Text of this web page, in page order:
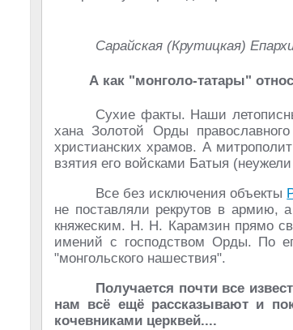
Сарайская (Крутицкая)
А как "монголо-татары"
Сухие факты. Наши
хана Золотой Орды
христианских храмов. А
взятия его войсками Батыя
Все без исключения объекты
не поставляли рекрутов в армию,
княжеским. Н. Н. Карамзин прямо
имений с господством Орды. По
"монгольского нашествия".
Получается почти все
нам всё ещё рассказывают и
кочевниками церквей....